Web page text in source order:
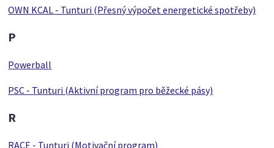
OWN KCAL - Tunturi (Přesný výpočet energetické spotřeby)
P
Powerball
PSC - Tunturi (Aktivní program pro běžecké pásy)
R
RACE - Tunturi (Motivační program)